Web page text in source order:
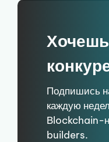
Подпишись
каждую
Blockchain-
builders.